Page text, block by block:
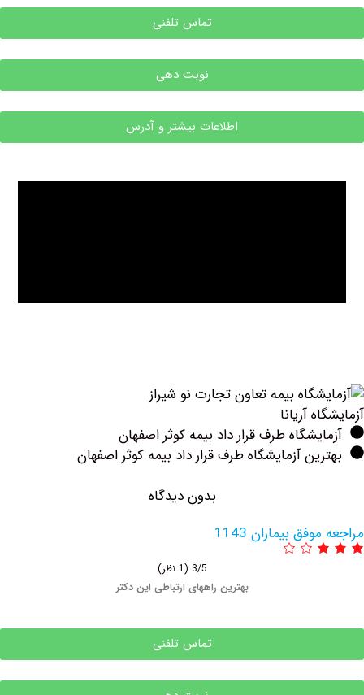
تماس تلفنی
نوبت دهی
اطلاعات بیشتر و آدرس
آریانا
طرف قرار داد بیمه کوثر اصفهان
آزمایشگاه طرف قرار داد بیمه کوثر اصفهان
بدون دیدگاه
بیماران 1143
بهترین راههای ارتباطی این دکتر
تماس تلفنی